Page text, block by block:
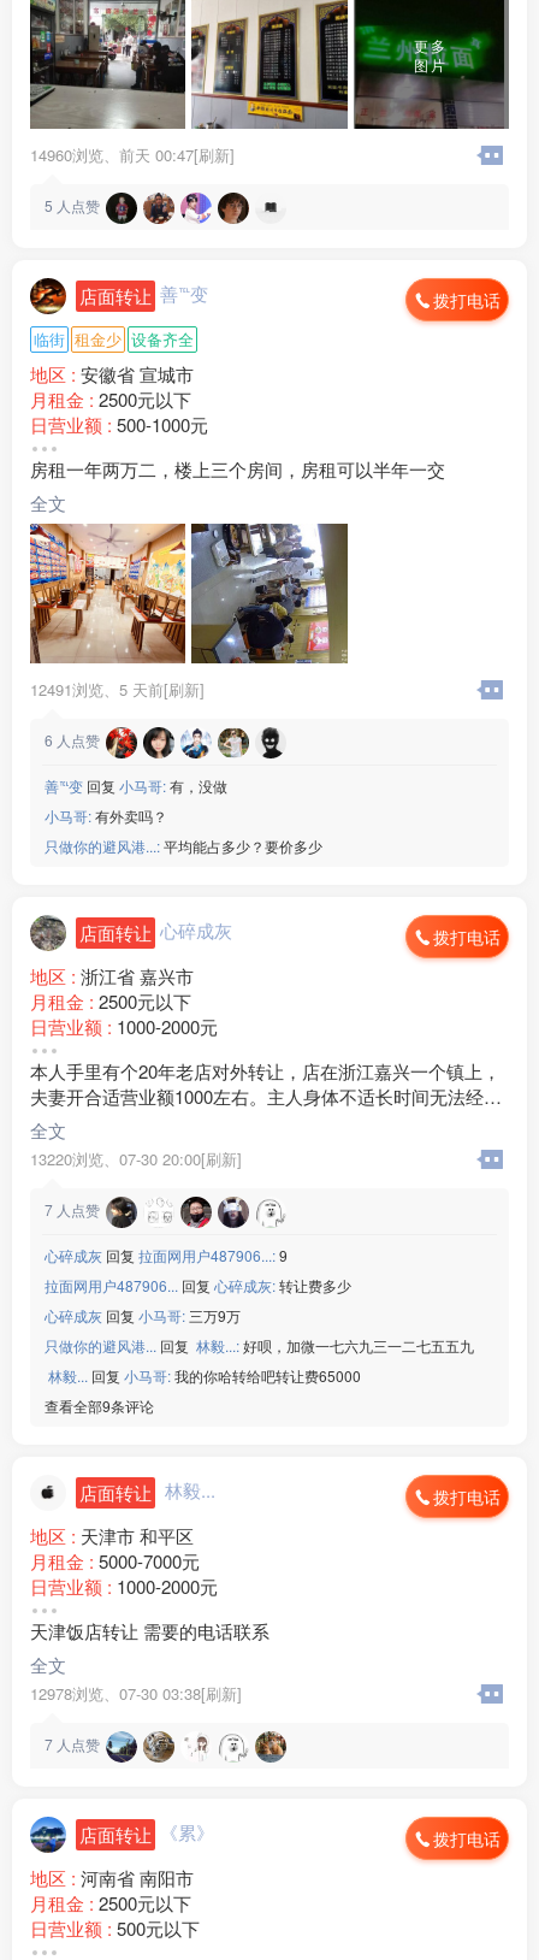
更多
图片
14960浏览、 前天 00:47[刷新]
5 人点赞
店面转让 善℡变 拨打电话
临街 租金少 设备齐全
地区 : 安徽省 宣城市
月租金 : 2500元以下
日营业额 : 500-1000元
转让费 :
水电费 :500-800元
店面面积 :
周边环境 :学校 小区 公园
店内设施 :水电 燃气 空调
房租一年两万二，楼上三个房间，房租可以半年一交
全文
12491浏览、 5 天前[刷新]
6 人点赞
善℡变 回复 小马哥:有，没做
小马哥:有外卖吗？
只做你的避风港...:平均能占多少？要价多少
店面转让 心碎成灰 拨打电话
地区 : 浙江省 嘉兴市
月租金 : 2500元以下
日营业额 : 1000-2000元
转让费 :
店面面积 :60㎡ (平米)
周边环境 :工厂
店内设施 :
本人手里有个20年老店对外转让，店在浙江嘉兴一个镇上，
夫妻开合适营业额1000左右。主人身体不适长时间无法经
营。需要联系电话详谈；15***19非诚勿扰
全文
13220浏览、 07-30 20:00[刷新]
7 人点赞
心碎成灰 回复 拉面网用户487906...:9
拉面网用户487906... 回复 心碎成灰:转让费多少
心碎成灰 回复 小马哥: 三万9万
只做你的避风港... 回复 ㅤ ㅤㅤㅤㅤㅤㅤ林毅...:好呗，加微一七六九三一二七五五九
ㅤ ㅤㅤㅤㅤㅤㅤ林毅... 回复 小马哥:我的你哈转给吧转让费65000
查看全部9条评论
店面转让 ㅤ ㅤㅤㅤㅤㅤㅤ林毅... 拨打电话
地区 : 天津市 和平区
月租金 : 5000-7000元
日营业额 : 1000-2000元
转让费 :
天津饭店转让 需要的电话联系
全文
12978浏览、 07-30 03:38[刷新]
7 人点赞
店面转让 《累》 拨打电话
地区 : 河南省 南阳市
月租金 : 2500元以下
日营业额 : 500元以下
转让费 :